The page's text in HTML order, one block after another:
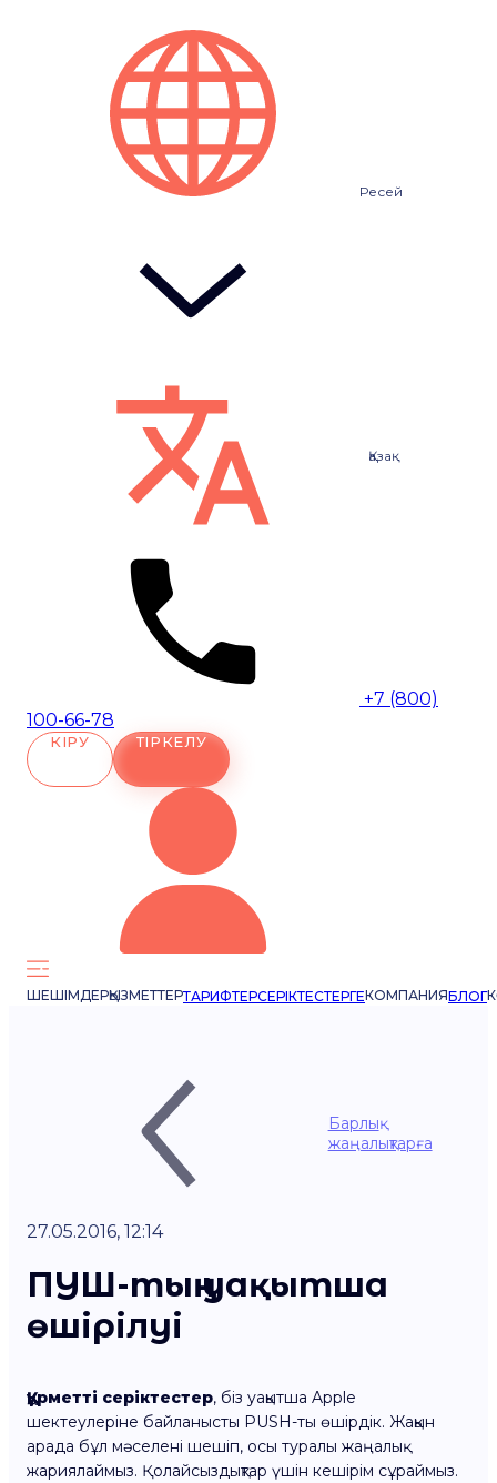
Ресей
Қазақ
+7 (800)
100-66-78
КІРУ ТІРКЕЛУ
ШЕШІМДЕРҚЫЗМЕТТЕРТАРИФТЕРСЕРІКТЕСТЕРГЕКОМПАНИЯБЛОГ
Барлық
жаңалықтарға
27.05.2016, 12:14
ПУШ-тың уақытша
өшірілуі
Құрметті серіктестер, біз уақытша Apple
шектеулеріне байланысты PUSH-ты өшірдік. Жақын
арада бұл мәселені шешіп, осы туралы жаңалық
жариялаймыз. Қолайсыздықтар үшін кешірім сұраймыз.